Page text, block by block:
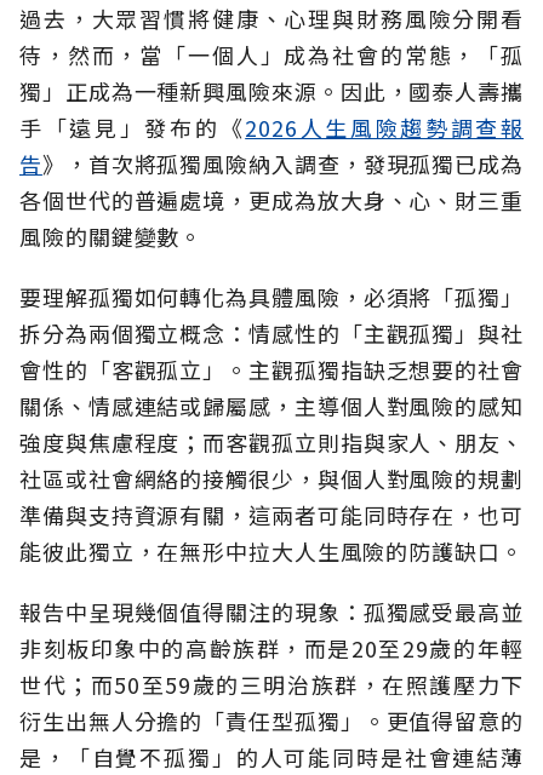
過去，大眾習慣將健康、心理與財務風險分開看
待，然而，當「一個人」成為社會的常態，「孤
獨」正成為一種新興風險來源。因此，國泰人壽攜
手「遠見」發布的《2026人生風險趨勢調查報
告》，首次將孤獨風險納入調查，發現孤獨已成為
各個世代的普遍處境，更成為放大身、心、財三重
風險的關鍵變數。
要理解孤獨如何轉化為具體風險，必須將「孤獨」
拆分為兩個獨立概念：情感性的「主觀孤獨」與社
會性的「客觀孤立」。主觀孤獨指缺乏想要的社會
關係、情感連結或歸屬感，主導個人對風險的感知
強度與焦慮程度；而客觀孤立則指與家人、朋友、
社區或社會網絡的接觸很少，與個人對風險的規劃
準備與支持資源有關，這兩者可能同時存在，也可
能彼此獨立，在無形中拉大人生風險的防護缺口。
報告中呈現幾個值得關注的現象：孤獨感受最高並
非刻板印象中的高齡族群，而是20至29歲的年輕
世代；而50至59歲的三明治族群，在照護壓力下
衍生出無人分擔的「責任型孤獨」。更值得留意的
是，「自覺不孤獨」的人可能同時是社會連結薄